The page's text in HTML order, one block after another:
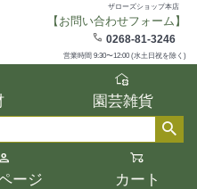
ザローズショップ本店
【お問い合わせフォーム】
0268-81-3246
営業時間 9:30〜12:00 (水土日祝を除く)
園芸雑貨
ージ カート
択して絞り込み検索が可能
てに該当する品種のみ検索
ます。
、ブランドなどは1つずつ選
。